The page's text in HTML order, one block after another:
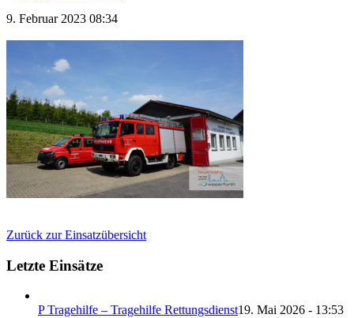
9. Februar 2023 08:34
Zurück zur Einsatzübersicht
Letzte Einsätze
P Tragehilfe – Tragehilfe Rettungsdienst19. Mai 2026 - 13:53